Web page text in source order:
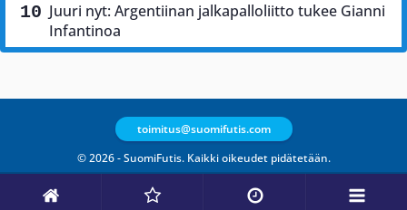
Juuri nyt: Argentiinan jalkapalloliitto tukee Gianni
Infantinoa
© 2026 - SuomiFutis. Kaikki oikeudet pidätetään.
toimitus@suomifutis.com